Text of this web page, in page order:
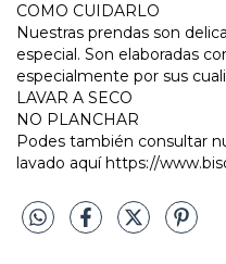
COMO CUIDARLO
Nuestras prendas son
especial. Son elaboradas
especialmente por sus
LAVAR A SECO
NO PLANCHAR
Podes también consultar
lavado aquí https://